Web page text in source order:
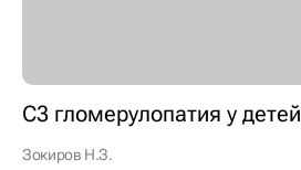
С3 гломерулопатия у детей
Зокиров Н.З.